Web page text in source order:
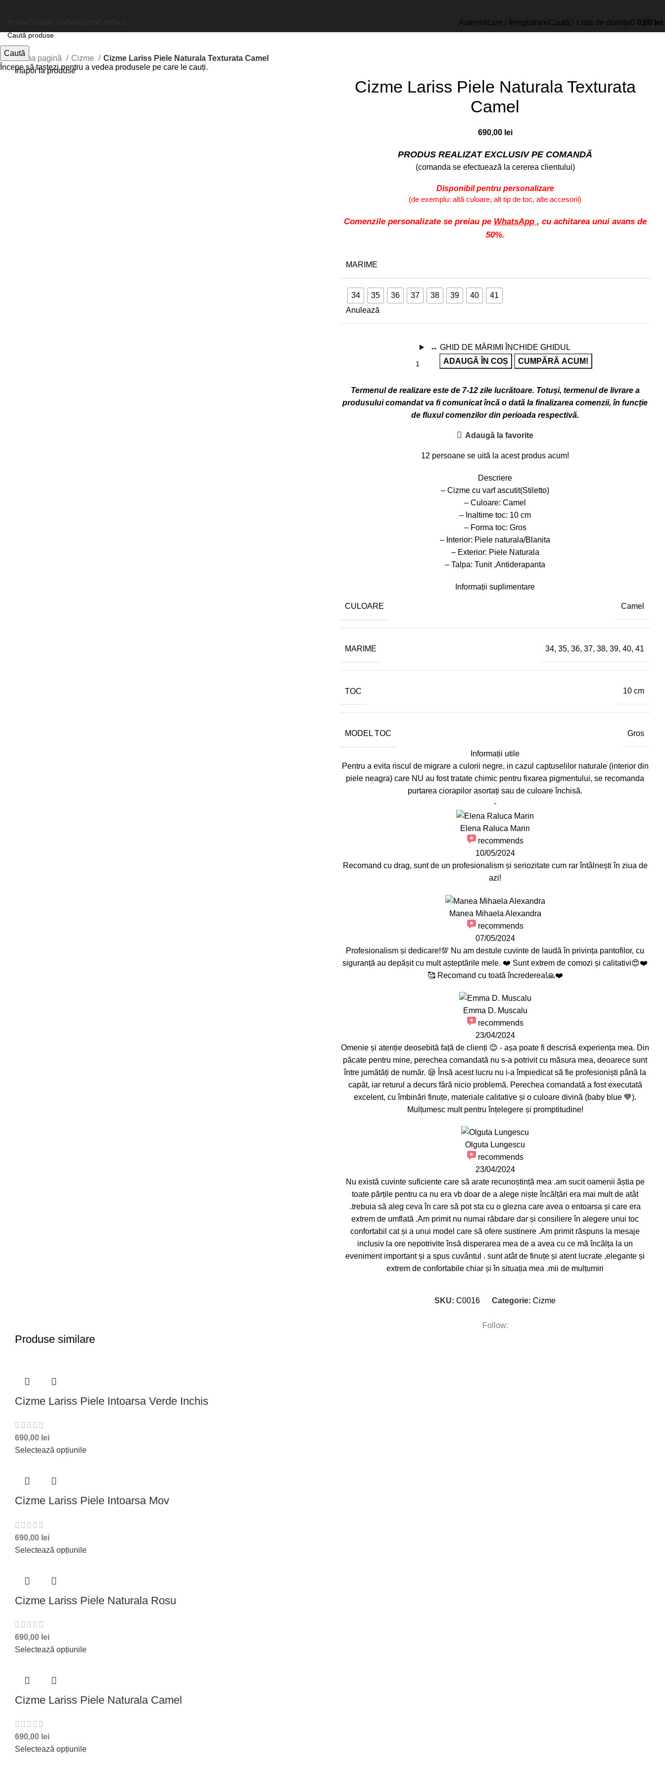
Autentificare / ÎnregistrareCaută Lista de dorințe0 0,00 lei
Prima pagină Cizme
Cizme Lariss Piele Naturala Texturata Camel
Inapoi la produse
Cizme Lariss Piele Naturala Texturata
Camel
690,00 lei
PRODUS REALIZAT EXCLUSIV PE COMANDĂ
(comanda se efectuează la cererea clientului)
Disponibil pentru personalizare
(de exemplu: altă culoare, alt tip de toc, alte accesorii)
Comenzile personalizate se preiau pe WhatsApp , cu achitarea unui avans de
50%.
MARIME
34 35 36 37 38 39 40
41
Anulează
↔ GHID DE MĂRIMI
ÎNCHIDE GHIDUL
ADAUGĂ ÎN COȘ
CUMPĂRĂ ACUM!
Termenul de realizare este de 7-12 zile lucrătoare. Totuși, termenul de livrare a
produsului comandat va fi comunicat încă o dată la finalizarea comenzii, în funcție
de fluxul comenzilor din perioada respectivă.
Adaugă la favorite
12 persoane se uită la acest produs acum!
Descriere
– Cizme cu varf ascutit(Stiletto)
– Culoare: Camel
– Inaltime toc: 10 cm
– Forma toc: Gros
– Interior: Piele naturala/Blanita
– Exterior: Piele Naturala
– Talpa: Tunit ,Antiderapanta
Informații suplimentare
CULOARE Camel
MARIME 34, 35, 36, 37, 38, 39, 40, 41
TOC 10 cm
MODEL TOC Gros
Informații utile
Pentru a evita riscul de migrare a culorii negre, in cazul captuselilor naturale (interior din
piele neagra) care NU au fost tratate chimic pentru fixarea pigmentului, se recomanda
purtarea ciorapilor asortați sau de culoare închisă.
-
Elena Raluca Marin
recommends
10/05/2024
Recomand cu drag, sunt de un profesionalism și seriozitate cum rar întâlnești în ziua de
azi!
Manea Mihaela Alexandra
recommends
07/05/2024
Profesionalism și dedicare!💯 Nu am destule cuvinte de laudă în privința pantofilor, cu
siguranță au depășit cu mult așteptările mele. ❤️ Sunt extrem de comozi și calitativi😍❤️
🥰 Recomand cu toată încrederea!🙏❤️
Emma D. Muscalu
recommends
23/04/2024
Omenie și atenție deosebită față de clienți 😊 - așa poate fi descrisă experiența mea. Din
păcate pentru mine, perechea comandată nu s-a potrivit cu măsura mea, deoarece sunt
între jumătăți de număr. 😪 Însă acest lucru nu i-a împiedicat să fie profesioniști până la
capăt, iar returul a decurs fără nicio problemă. Perechea comandată a fost executată
excelent, cu îmbinări finuțe, materiale calitative și o culoare divină (baby blue 💙).
Mulțumesc mult pentru înțelegere și promptitudine!
Olguta Lungescu
recommends
23/04/2024
Nu există cuvinte suficiente care să arate recunoștință mea .am sucit oamenii ăștia pe
toate părțile pentru ca nu era vb doar de a alege niște încălțări era mai mult de atât
.trebuia să aleg ceva în care să pot sta cu o glezna care avea o entoarsa și care era
extrem de umflată .Am primit nu numai răbdare dar și consiliere în alegere unui toc
confortabil cat și a unui model care să ofere sustinere .Am primit răspuns la mesaje
inclusiv la ore nepotrivite însă disperarea mea de a avea cu ce mă încălța la un
eveniment important și a spus cuvântul . sunt atât de finuțe și atent lucrate ,elegante și
extrem de confortabile chiar și în situația mea .mii de mulțumiri
SKU: C0016 Categorie: Cizme
Follow:
Produse similare
Cizme Lariss Piele Intoarsa Verde Inchis
690,00 lei
Selectează opțiunile
Cizme Lariss Piele Intoarsa Mov
690,00 lei
Selectează opțiunile
Cizme Lariss Piele Naturala Rosu
690,00 lei
Selectează opțiunile
Cizme Lariss Piele Naturala Camel
690,00 lei
Selectează opțiunile
Caută
Începe să tastezi pentru a vedea produsele pe care le cauți.